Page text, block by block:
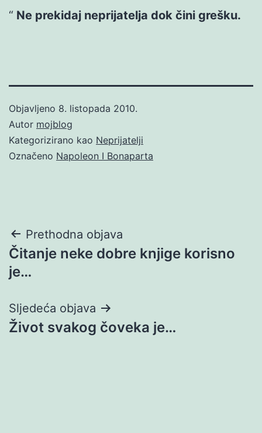
Ne prekidaj neprijatelja dok čini grešku.
Objavljeno 8. listopada 2010.
Autor mojblog
Kategorizirano kao Neprijatelji
Označeno Napoleon I Bonaparta
Navigacija
objava
Prethodna objava
Čitanje neke dobre knjige korisno
je…
Sljedeća objava
Život svakog čoveka je…